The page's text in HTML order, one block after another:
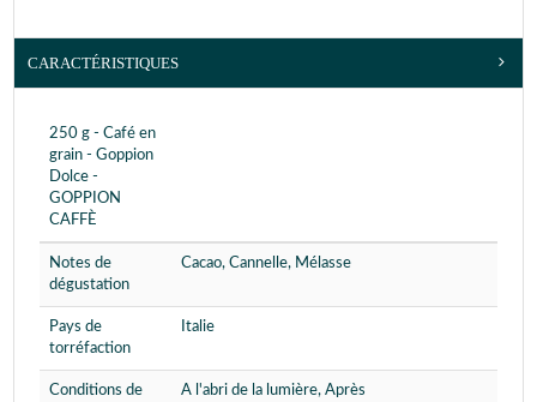
CARACTÉRISTIQUES
250 g - Café en
grain - Goppion
Dolce -
GOPPION
CAFFÈ
Notes de
dégustation
Cacao, Cannelle, Mélasse
Pays de
torréfaction
Italie
Conditions de
A l'abri de la lumière, Après